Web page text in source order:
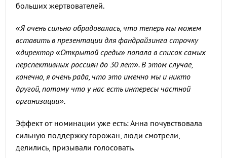
больших жертвователей.
«Я очень сильно обрадовалась, что теперь мы можем
вставить в презентации для фандрайзинга строчку
«директор «Открытой среды» попала в список самых
перспективных россиян до 30 лет». В этом случае,
конечно, я очень рада, что это именно мы и никто
другой, потому что у нас есть интересы частной
организации».
Эффект от номинации уже есть: Анна почувствовала
сильную поддержку горожан, люди смотрели,
делились, призывали голосовать.